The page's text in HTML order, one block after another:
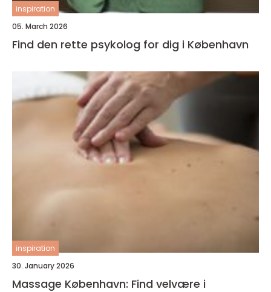
inspiration
05. March 2026
Find den rette psykolog for dig i København
inspiration
30. January 2026
Massage København: Find velvære i